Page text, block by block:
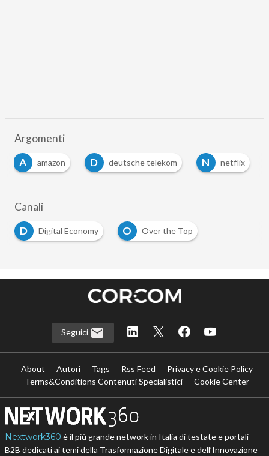
Argomenti
A
amazon D deutsche telekom N netflix
Canali
D
Digital Economy O Over the Top
Seguici
About Autori Tags Rss Feed
Privacy e Cookie Policy
Terms&Conditions Contenuti Specialistici
Cookie Center
Nextwork360 è il più grande network in Italia di testate e portali
B2B dedicati ai temi della Trasformazione Digitale e dell’Innovazione